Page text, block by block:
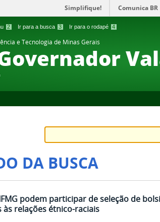
2 Ir para a busca 3 Ir para o rodapé 4
Simplifique! Comunica BR
e Tecnologia de Minas Gerais
DA BUSCA
podem participar de seleção de
relações étnico-raciais